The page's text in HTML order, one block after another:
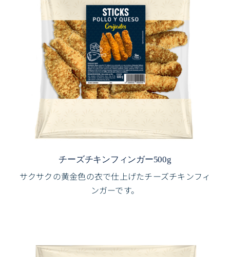
チーズチキンフィンガー500g
サクサクの黄金色の衣で仕上げたチーズチキンフィ
ンガーです。